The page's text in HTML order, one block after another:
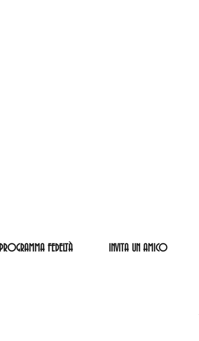
PROGRAMMA FEDELTÀ INVITA UN AMICO